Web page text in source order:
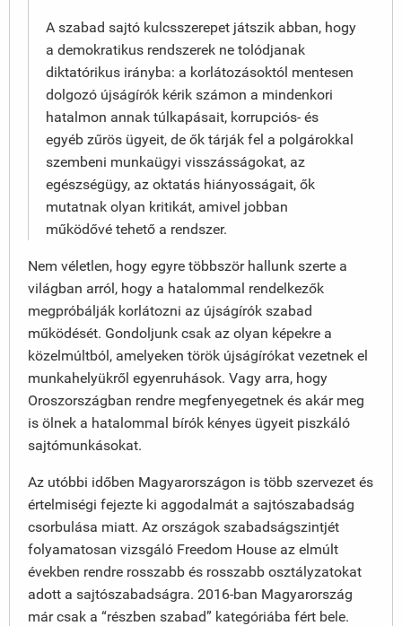
A szabad sajtó kulcsszerepet játszik abban, hogy
a demokratikus rendszerek ne tolódjanak
diktatórikus irányba: a korlátozásoktól mentesen
dolgozó újságírók kérik számon a mindenkori
hatalmon annak túlkapásait, korrupciós- és
egyéb zűrös ügyeit, de ők tárják fel a polgárokkal
szembeni munkaügyi visszásságokat, az
egészségügy, az oktatás hiányosságait, ők
mutatnak olyan kritikát, amivel jobban
működővé tehető a rendszer.
Nem véletlen, hogy egyre többször hallunk szerte a
világban arról, hogy a hatalommal rendelkezők
megpróbálják korlátozni az újságírók szabad
működését. Gondoljunk csak az olyan képekre a
közelmúltból, amelyeken török újságírókat vezetnek el
munkahelyükről egyenruhások. Vagy arra, hogy
Oroszországban rendre megfenyegetnek és akár meg
is ölnek a hatalommal bírók kényes ügyeit piszkáló
sajtómunkásokat.
Az utóbbi időben Magyarországon is több szervezet és
értelmiségi fejezte ki aggodalmát a sajtószabadság
csorbulása miatt. Az országok szabadságszintjét
folyamatosan vizsgáló Freedom House az elmúlt
években rendre rosszabb és rosszabb osztályzatokat
adott a sajtószabadságra. 2016-ban Magyarország
már csak a “részben szabad” kategóriába fért bele.